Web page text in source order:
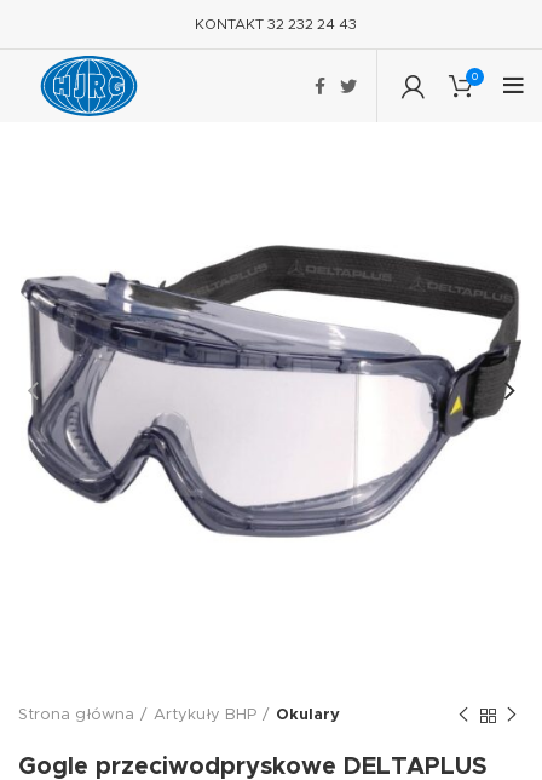
KONTAKT 32 232 24 43
0
Strona główna Artykuły BHP Okulary
Gogle przeciwodpryskowe DELTAPLUS